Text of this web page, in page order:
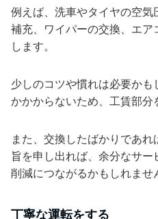
例えば、洗車やタイヤの空
補充、ワイパーの交換、エ
します。
少しのコツや慣れは必要か
かかからないため、工賃部分
また、交換したばかりであ
旨を申し出れば、余分なサ
削減につながるかもしれませ
丁寧な運転をする